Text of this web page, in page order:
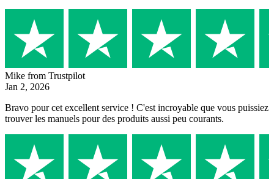
Mike from Trustpilot
Jan 2, 2026
Bravo pour cet excellent service ! C'est incroyable que vous puissiez
trouver les manuels pour des produits aussi peu courants.